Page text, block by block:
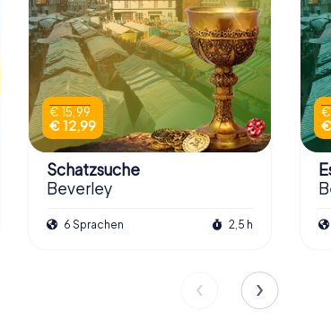
€ 15,99
€ 12,99
Schatzsuche
Beverley
6 Sprachen 2,5 h
€